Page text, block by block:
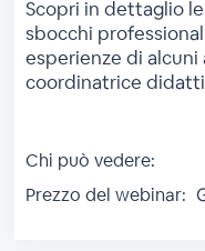
Scopri in dettaglio
sbocchi
esperienze di alcuni
coordinatrice
Chi può vedere:
Prezzo del webinar: